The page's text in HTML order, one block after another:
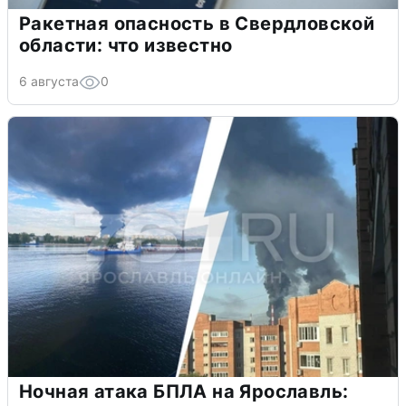
Ракетная опасность в Свердловской
области: что известно
6 августа 0
Ночная атака БПЛА на Ярославль: